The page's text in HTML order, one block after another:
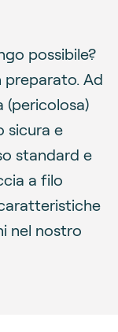
possibile?
preparato. Ad
(pericolosa)
sicura e
standard e
a filo
nel nostro